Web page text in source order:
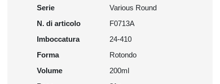
Serie
Various Round
N. di articolo
F0713A
Imboccatura
24-410
Forma
Rotondo
Volume
200ml